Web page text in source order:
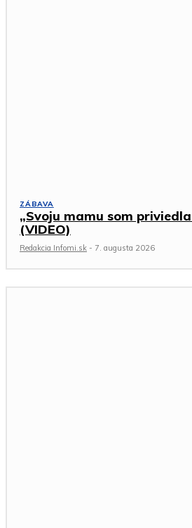
ZÁBAVA
„Svoju mamu som priviedla
(VIDEO)
Redakcia Infomi.sk - 7. augusta 2026